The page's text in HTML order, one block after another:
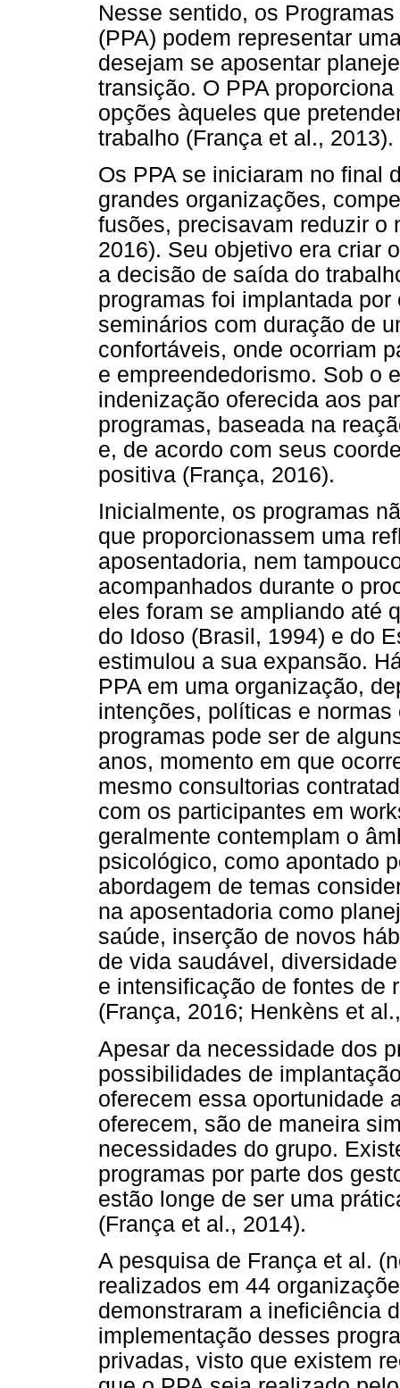
Nesse sentido, os
(PPA) podem representar
desejam se aposentar
transição. O PPA
opções àqueles que
trabalho (França et al., 2013).
Os PPA se iniciaram no final
grandes organizações,
fusões, precisavam reduzir o
2016). Seu objetivo era criar
a decisão de saída do
programas foi implantada
seminários com duração de
confortáveis, onde ocorriam
e empreendedorismo. Sob o
indenização oferecida aos
programas, baseada na
e, de acordo com seus
positiva (França, 2016).
Inicialmente, os programas
que proporcionassem uma
aposentadoria, nem
acompanhados durante o
eles foram se ampliando até
do Idoso (Brasil, 1994) e do
estimulou a sua expansão.
PPA em uma organização,
intenções, políticas e
programas pode ser de
anos, momento em que
mesmo consultorias
com os participantes em
geralmente contemplam o
psicológico, como apontado
abordagem de temas
na aposentadoria como
saúde, inserção de novos
de vida saudável,
e intensificação de fontes de
(França, 2016; Henkèns et
Apesar da necessidade dos
possibilidades de
oferecem essa oportunidade
oferecem, são de maneira
necessidades do grupo.
programas por parte dos
estão longe de ser uma
(França et al., 2014).
A pesquisa de França et al.
realizados em 44
demonstraram a ineficiência
implementação desses
privadas, visto que existem